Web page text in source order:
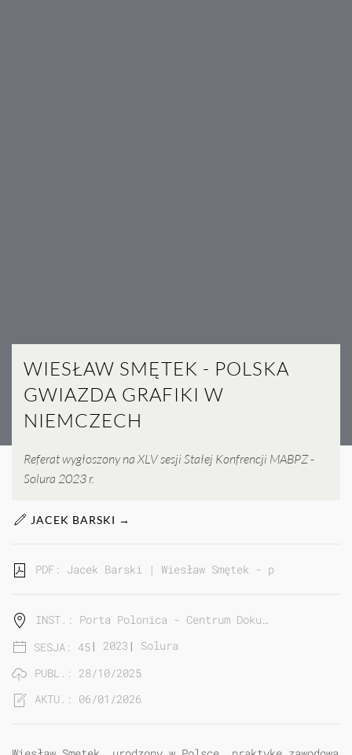
WIESŁAW SMĘTEK - POLSKA
GWIAZDA GRAFIKI W
NIEMCZECH
Referat wygłoszony na XLV sesji Stałej Konfrencji MABPZ -
Solura 2023 r.
JACEK BARSKI →
PDF: Jacek Barski | Wiesław Smętek - polska
INST.: Porta Polonica - Centrum Doku…
SESJA: 45| 2023 | Solura
PUBL.: 28/10/2025
AKTU.: 06/01/2026